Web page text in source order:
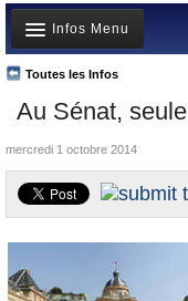
Infos
Gouvernement
Ministères/Directions
Blog
Elections européennes
Au Sénat,
Toutes les Infos
Infos Menu
A la Une
Polémiques
Où va l’argent?
La France et le Monde
Elections européennes
mercredi 1 octobre 2014